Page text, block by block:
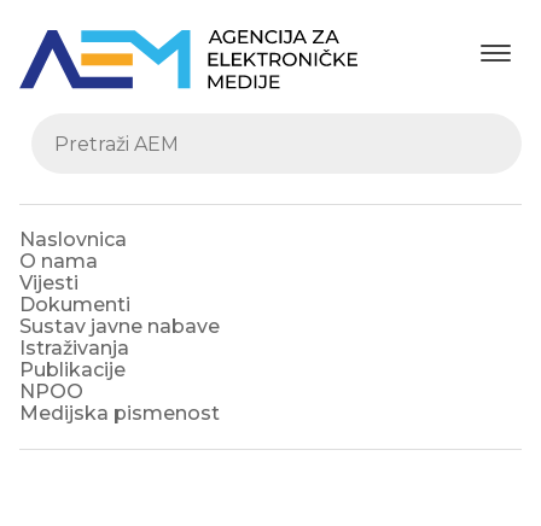
Naslovnica
O nama
Vijesti
Dokumenti
Sustav javne nabave
Istraživanja
Publikacije
NPOO
Medijska pismenost